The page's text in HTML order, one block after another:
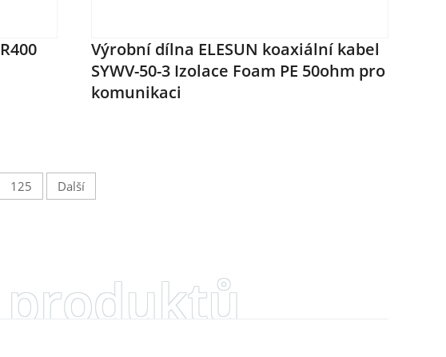
Výrobní dílna ELESUN koaxiální kabel
SYWV-50-3 Izolace Foam PE 50ohm pro
komunikaci
125 Další